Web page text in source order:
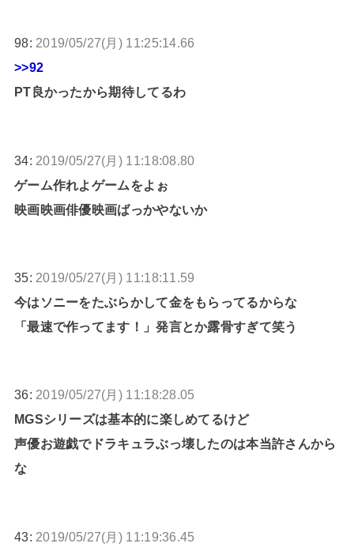
98: 2019/05/27(月) 11:25:14.66
>>92
PT良かったから期待してるわ
34: 2019/05/27(月) 11:18:08.80
ゲーム作れよゲームをよぉ
映画映画俳優映画ばっかやないか
35: 2019/05/27(月) 11:18:11.59
今はソニーをたぶらかして金をもらってるからな
「最速で作ってます！」発言とか露骨すぎて笑う
36: 2019/05/27(月) 11:18:28.05
MGSシリーズは基本的に楽しめてるけど
声優お遊戯でドラキュラぶっ壊したのは本当許さんから
な
43: 2019/05/27(月) 11:19:36.45